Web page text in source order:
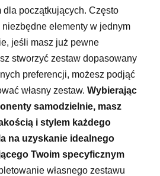
początkujących. Często
elementy w jednym
jeśli masz już pewne
stworzyć zestaw dopasowany
preferencji, możesz podjąć
własny zestaw. Wybierając
samodzielnie, masz
i stylem każdego
na uzyskanie idealnego
Twoim specyficznym
własnego zestawu